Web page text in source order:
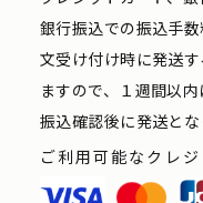
銀行振込での振込手
文受け付け時に発送
ますので、１週間以
振込確認後に発送とな
ご利用可能なクレ